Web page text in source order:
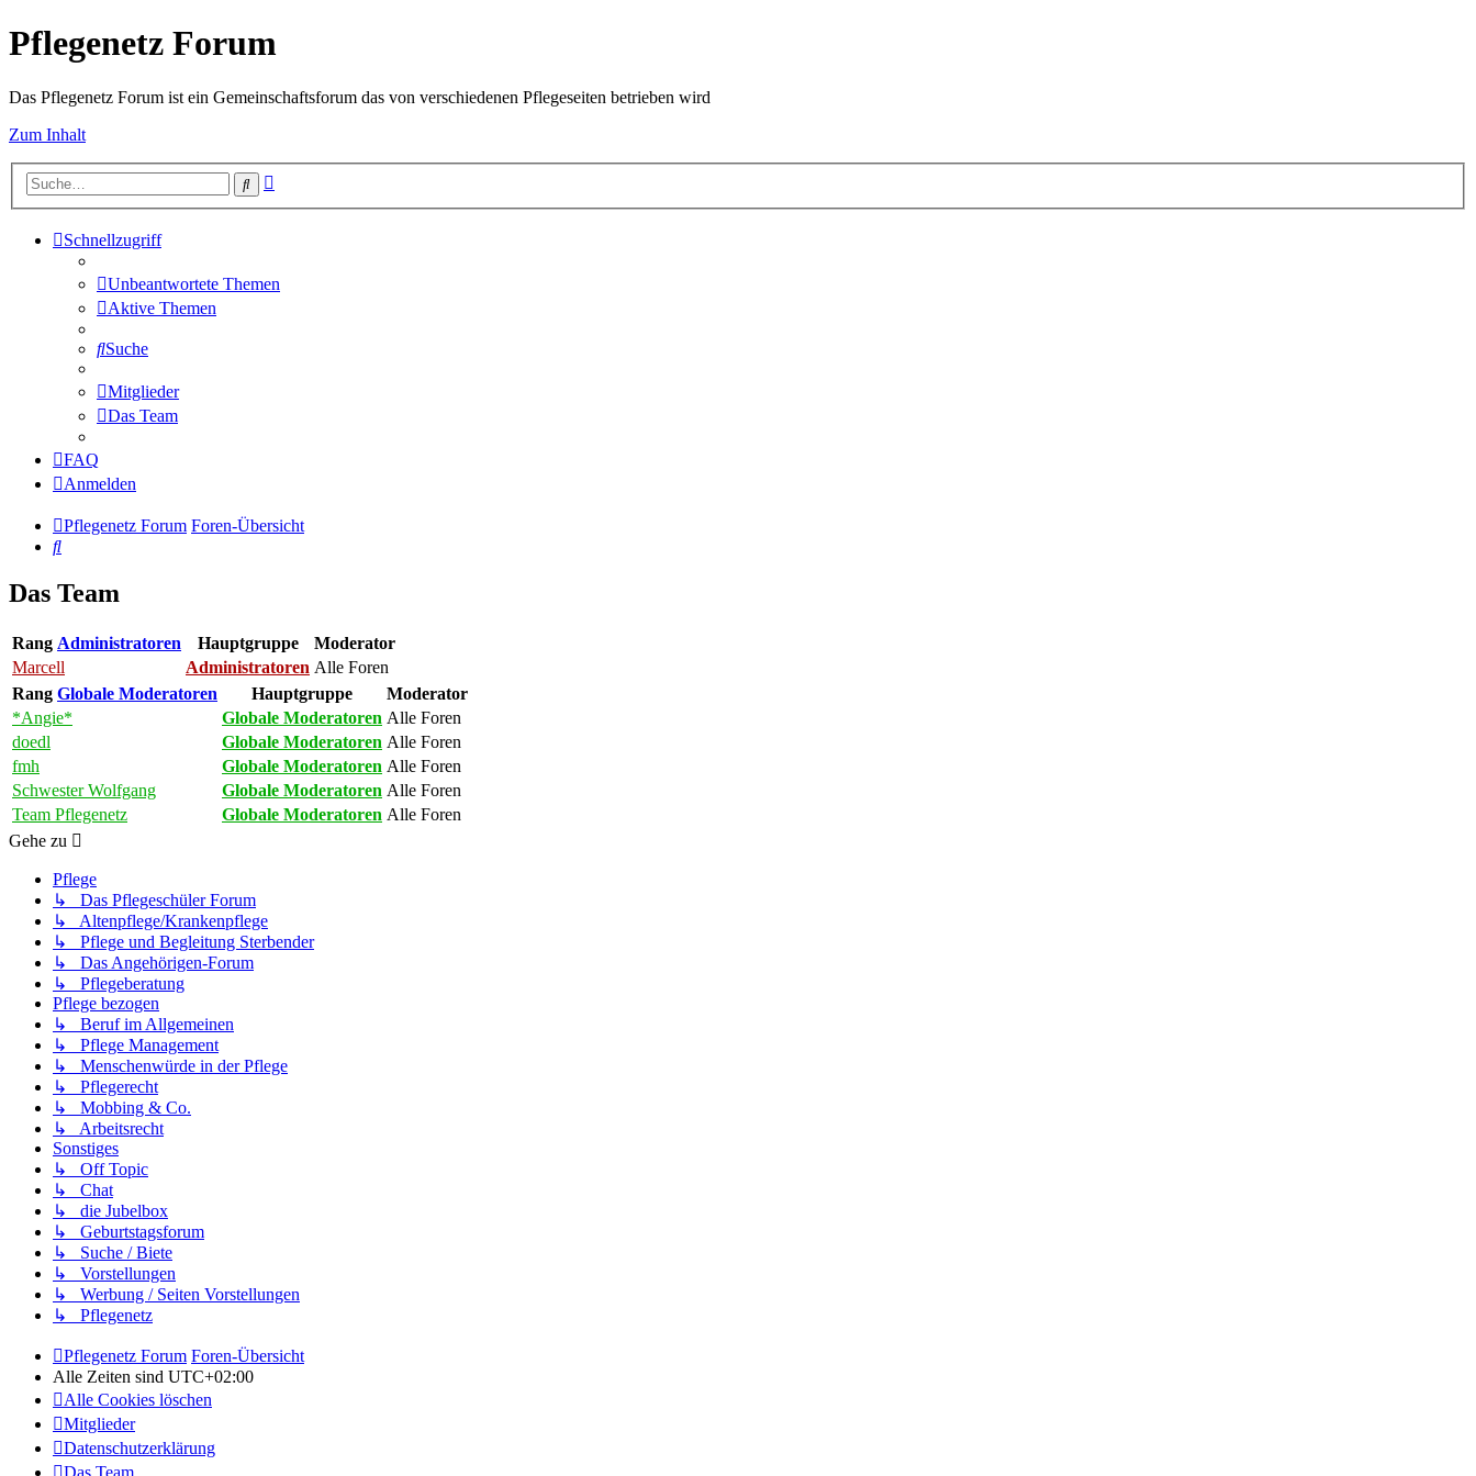
Pflegenetz Forum
Das Pflegenetz Forum ist ein Gemeinschaftsforum das von verschiedenen Pflegeseiten betrieben wird
Zum Inhalt
Suche
Schnellzugriff
Unbeantwortete Themen
Aktive Themen
Suche
Mitglieder
Das Team
FAQ
Anmelden
Pflegenetz Forum Foren-Übersicht
Suche
Das Team
Rang Administratoren Hauptgruppe
Moderator
Marcell
Administratoren Alle Foren
Rang Globale Moderatoren Hauptgruppe
Moderator
*Angie*
Globale Moderatoren Alle Foren
doedl
Globale Moderatoren Alle Foren
fmh
Globale Moderatoren Alle Foren
Schwester Wolfgang
Globale Moderatoren Alle Foren
Team Pflegenetz
Globale Moderatoren Alle Foren
Gehe zu
Pflege
↳ Das Pflegeschüler Forum
↳ Altenpflege/Krankenpflege
↳ Pflege und Begleitung Sterbender
↳ Das Angehörigen-Forum
↳ Pflegeberatung
Pflege bezogen
↳ Beruf im Allgemeinen
↳ Pflege Management
↳ Menschenwürde in der Pflege
↳ Pflegerecht
↳ Mobbing & Co.
↳ Arbeitsrecht
Sonstiges
↳ Off Topic
↳ Chat
↳ die Jubelbox
↳ Geburtstagsforum
↳ Suche / Biete
↳ Vorstellungen
↳ Werbung / Seiten Vorstellungen
↳ Pflegenetz
Pflegenetz Forum Foren-Übersicht
Alle Zeiten sind UTC+02:00
Alle Cookies löschen
Mitglieder
Datenschutzerklärung